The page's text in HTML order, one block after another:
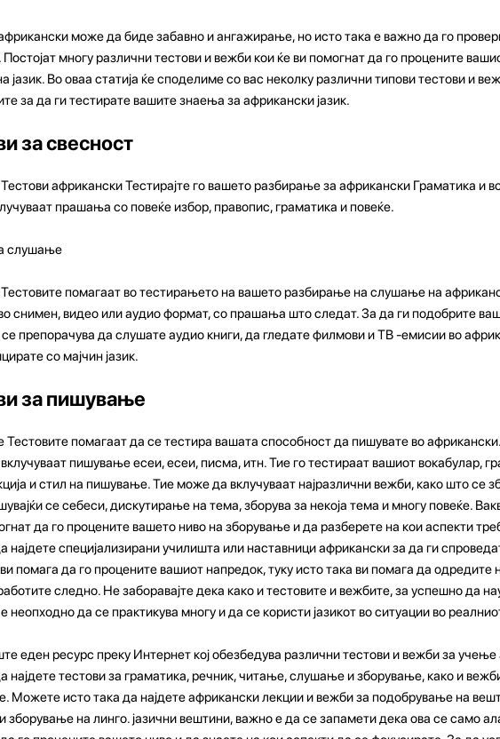
може да биде забавно и ангажирање, но исто така е важно да го
многу различни тестови и вежби кои ќе ви помогнат да го процените
јазик. Во оваа статија ќе споделиме со вас неколку различни типови тестови и
за да ги тестирате вашите знаења за африкански јазик.
за свесност
африкански Тестирајте го вашето разбирање за африкански Граматика и
прашања со повеќе избор, правопис, граматика и повеќе.
слушање
помагаат во тестирањето на вашето разбирање на слушање на
снимен, видео или аудио формат, со прашања што следат. За да ги подобрите
препорачува да слушате аудио книги, да гледате филмови и ТВ -емисии во
со мајчин јазик.
за пишување
помагаат да се тестира вашата способност да пишувате во
пишување есеи, есеи, писма, итн. Тие го тестираат вашиот вокабулар,
и стил на пишување. Тие може да вклучуваат најразлични вежби, како што се
се себеси, дискутирање на тема, зборува за некоја тема и многу повеќе.
да го процените вашето ниво на зборување и да разберете на кои аспекти
најдете специјализирани училишта или наставници африкански за да ги
помага да го процените вашиот напредок, туку исто така ви помага да одредите
следно. Не заборавајте дека како и тестовите и вежбите, за успешно да
неопходно да се практикува многу и да се користи јазикот во ситуации во
еден ресурс преку Интернет кој обезбедува различни тестови и вежби за
најдете тестови за граматика, речник, читање, слушање и зборување, како и
Можете исто така да најдете африкански лекции и вежби за подобрување на
на линго. јазични вештини, важно е да се запамети дека ова се само